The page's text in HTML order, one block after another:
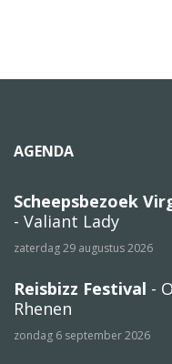
AGENDA
Scheepsbezoek
- Valiant Lady
zaterdag 29 augustus 2026
Reisbizz Festival -
Rhenen
zondag 6 september 2026